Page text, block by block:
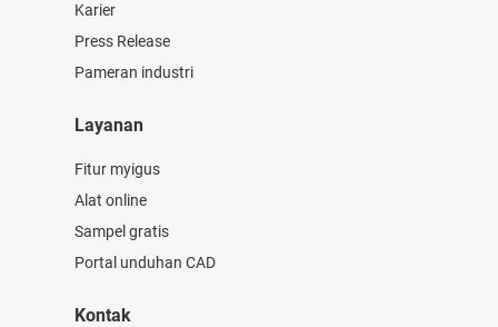
Karier
Press Release
Pameran industri
Layanan
Fitur myigus
Alat online
Sampel gratis
Portal unduhan CAD
Kontak